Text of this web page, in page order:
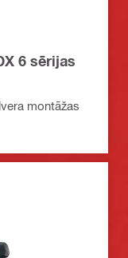
6 sērijas
montāžas